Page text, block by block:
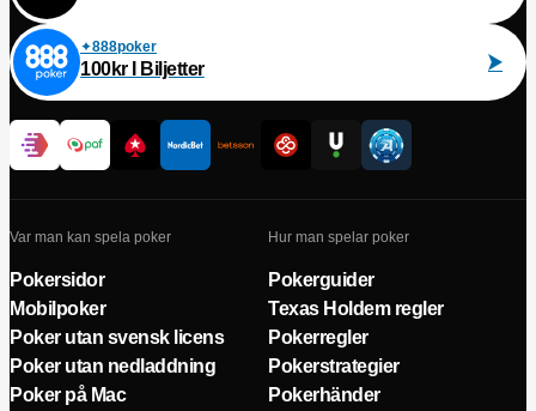
888poker
100kr I Biljetter
Var man kan spela poker
Pokersidor
Mobilpoker
Poker utan svensk licens
Poker utan nedladdning
Poker på Mac
Hur man spelar poker
Pokerguider
Texas Holdem regler
Pokerregler
Pokerstrategier
Pokerhänder